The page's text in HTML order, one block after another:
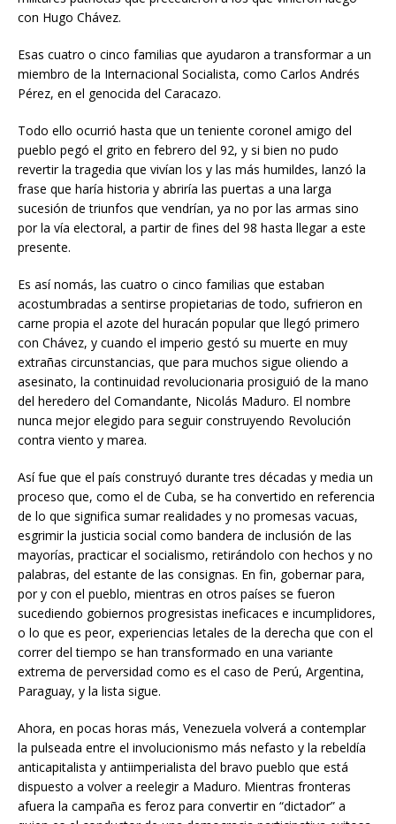
con Hugo Chávez.
Esas cuatro o cinco familias que ayudaron a transformar a un
miembro de la Internacional Socialista, como Carlos Andrés
Pérez, en el genocida del Caracazo.
Todo ello ocurrió hasta que un teniente coronel amigo del
pueblo pegó el grito en febrero del 92, y si bien no pudo
revertir la tragedia que vivían los y las más humildes, lanzó la
frase que haría historia y abriría las puertas a una larga
sucesión de triunfos que vendrían, ya no por las armas sino
por la vía electoral, a partir de fines del 98 hasta llegar a este
presente.
Es así nomás, las cuatro o cinco familias que estaban
acostumbradas a sentirse propietarias de todo, sufrieron en
carne propia el azote del huracán popular que llegó primero
con Chávez, y cuando el imperio gestó su muerte en muy
extrañas circunstancias, que para muchos sigue oliendo a
asesinato, la continuidad revolucionaria prosiguió de la mano
del heredero del Comandante, Nicolás Maduro. El nombre
nunca mejor elegido para seguir construyendo Revolución
contra viento y marea.
Así fue que el país construyó durante tres décadas y media un
proceso que, como el de Cuba, se ha convertido en referencia
de lo que significa sumar realidades y no promesas vacuas,
esgrimir la justicia social como bandera de inclusión de las
mayorías, practicar el socialismo, retirándolo con hechos y no
palabras, del estante de las consignas. En fin, gobernar para,
por y con el pueblo, mientras en otros países se fueron
sucediendo gobiernos progresistas ineficaces e incumplidores,
o lo que es peor, experiencias letales de la derecha que con el
correr del tiempo se han transformado en una variante
extrema de perversidad como es el caso de Perú, Argentina,
Paraguay, y la lista sigue.
Ahora, en pocas horas más, Venezuela volverá a contemplar
la pulseada entre el involucionismo más nefasto y la rebeldía
anticapitalista y antiimperialista del bravo pueblo que está
dispuesto a volver a reelegir a Maduro. Mientras fronteras
afuera la campaña es feroz para convertir en “dictador” a